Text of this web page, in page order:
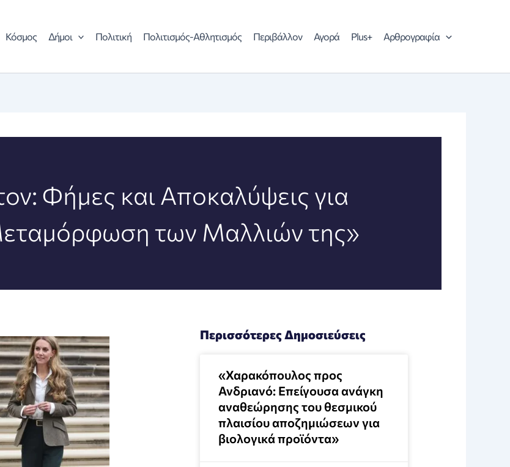
Κόσμος Δήμοι Πολιτική Πολιτισμός-Αθλητισμός Περιβάλλον Αγορά Plus+ Αρθρογραφία
Φήμες και Αποκαλύψεις για
των Μαλλιών της»
Περισσότερες Δημοσιεύσεις
«Χαρακόπουλος προς
Ανδριανό: Επείγουσα ανάγκη
αναθεώρησης του θεσμικού
πλαισίου αποζημιώσεων για
βιολογικά προϊόντα»